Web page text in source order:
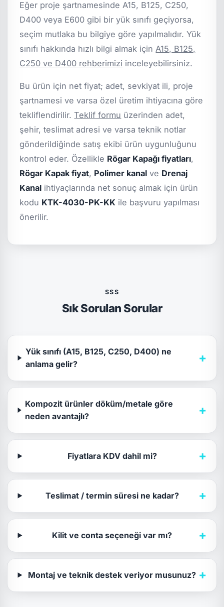
Eğer proje şartnamesinde A15, B125, C250,
D400 veya E600 gibi bir yük sınıfı geçiyorsa,
seçim mutlaka bu bilgiye göre yapılmalıdır. Yük
sınıfı hakkında hızlı bilgi almak için A15, B125,
C250 ve D400 rehberimizi inceleyebilirsiniz.
Bu ürün için net fiyat; adet, sevkiyat ili, proje
şartnamesi ve varsa özel üretim ihtiyacına göre
tekliflendirilir.Teklif formu üzerinden adet,
şehir, teslimat adresi ve varsa teknik notlar
gönderildiğinde satış ekibi ürün uygunluğunu
kontrol eder. Özellikle Rögar Kapağı fiyatları,
Rögar Kapak fiyat, Polimer kanal ve Drenaj
Kanal ihtiyaçlarında net sonuç almak için ürün
kodu KTK-4030-PK-KK ile başvuru yapılması
önerilir.
SSS
Sık Sorulan Sorular
Yük sınıfı (A15, B125, C250, D400) ne
anlama gelir?
+
Kompozit ürünler döküm/metale göre
neden avantajlı?
+
Fiyatlara KDV dahil mi? +
Teslimat / termin süresi ne kadar? +
Kilit ve conta seçeneği var mı? +
Montaj ve teknik destek veriyor musunuz? +